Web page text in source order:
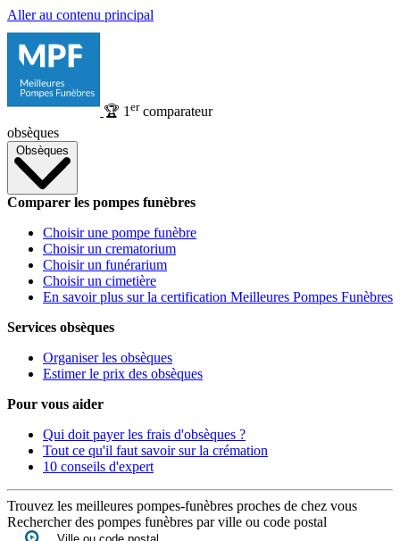
Aller au contenu principal
🏆 1 ercomparateur
obsèques
Obsèques
Comparer les pompes funèbres
Choisir une pompe funèbre
Choisir un crematorium
Choisir un funérarium
Choisir un cimetière
En savoir plus sur la certification Meilleures Pompes Funèbres
Services obsèques
Organiser les obsèques
Estimer le prix des obsèques
Pour vous aider
Qui doit payer les frais d'obsèques ?
Tout ce qu'il faut savoir sur la crémation
10 conseils d'expert
Trouvez les meilleures pompes-funèbres proches de chez vous
Rechercher des pompes funèbres par ville ou code postal